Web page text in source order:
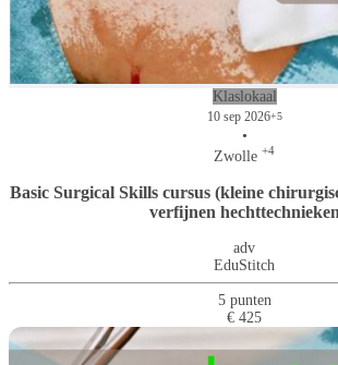
Klaslokaal
10 sep 2026+5
•
Zwolle +4
Basic Surgical Skills cursus (kleine
verfijnen hechttechnieken
adv
EduStitch
5 punten
€ 425